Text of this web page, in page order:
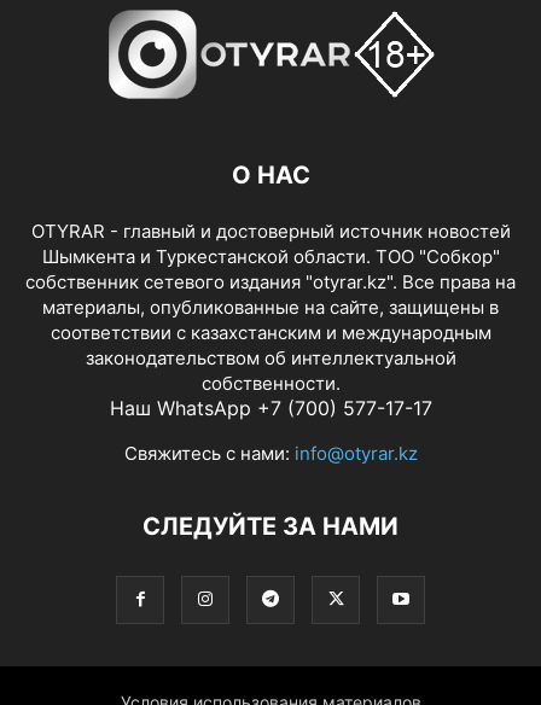
О НАС
OTYRAR - главный и достоверный источник новостей
Шымкента и Туркестанской области. ТОО "Собкор"
собственник сетевого издания "otyrar.kz". Все права на
материалы, опубликованные на сайте, защищены в
соответствии с казахстанским и международным
законодательством об интеллектуальной
собственности.
Наш WhatsApp +7 (700) 577-17-17
Свяжитесь с нами: info@otyrar.kz
СЛЕДУЙТЕ ЗА НАМИ